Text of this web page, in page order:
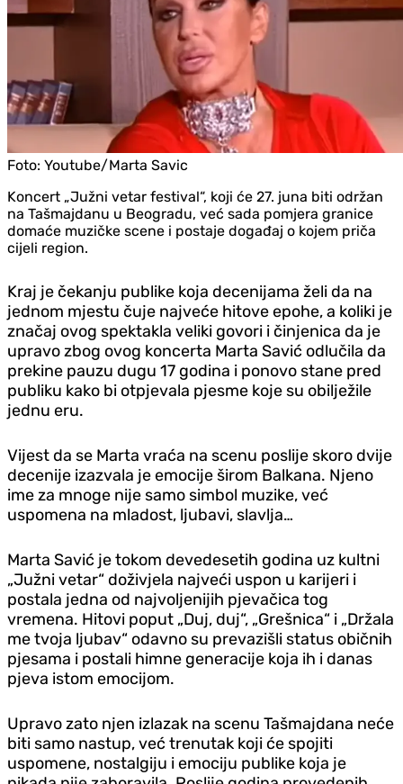
Foto: Youtube/Marta Savic
Koncert „Južni vetar festival“, koji će 27. juna biti održan
na Tašmajdanu u Beogradu, već sada pomjera granice
domaće muzičke scene i postaje događaj o kojem priča
cijeli region.
Kraj je čekanju publike koja decenijama želi da na
jednom mjestu čuje najveće hitove epohe, a koliki je
značaj ovog spektakla veliki govori i činjenica da je
upravo zbog ovog koncerta Marta Savić odlučila da
prekine pauzu dugu 17 godina i ponovo stane pred
publiku kako bi otpjevala pjesme koje su obilježile
jednu eru.
Vijest da se Marta vraća na scenu poslije skoro dvije
decenije izazvala je emocije širom Balkana. Njeno
ime za mnoge nije samo simbol muzike, već
uspomena na mladost, ljubavi, slavlja…
Marta Savić je tokom devedesetih godina uz kultni
„Južni vetar“ doživjela najveći uspon u karijeri i
postala jedna od najvoljenijih pjevačica tog
vremena. Hitovi poput „Duj, duj“, „Grešnica“ i „Držala
me tvoja ljubav“ odavno su prevazišli status običnih
pjesama i postali himne generacije koja ih i danas
pjeva istom emocijom.
Upravo zato njen izlazak na scenu Tašmajdana neće
biti samo nastup, već trenutak koji će spojiti
uspomene, nostalgiju i emociju publike koja je